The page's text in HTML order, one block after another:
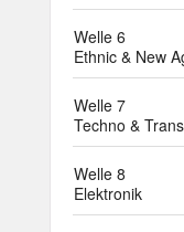
Welle 6
Ethnic & New
Welle 7
Techno & Trans
Welle 8
Elektronik